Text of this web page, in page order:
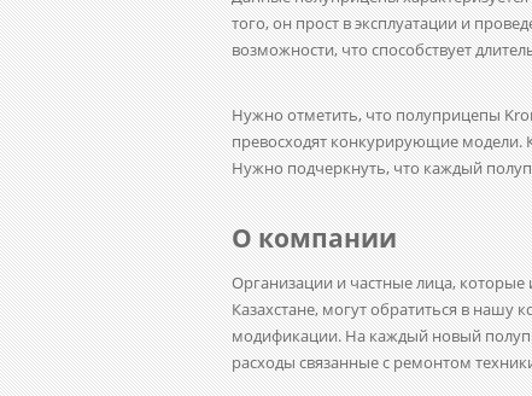
того, он прост в эксплуатации и
возможности, что способствует
Нужно отметить, что полуприцепы
превосходят конкурирующие модели.
Нужно подчеркнуть, что каждый
О компании
Организации и частные лица,
Казахстане, могут обратиться в нашу
модификации. На каждый новый
расходы связанные с ремонтом